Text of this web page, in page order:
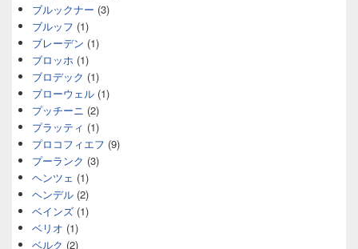
ブルックナー (3)
ブルッフ (1)
ブレーデン (1)
ブロッホ (1)
ブロデック (1)
ブローウェル (1)
プッチーニ (2)
プラッティ (1)
プロコフィエフ (9)
プーランク (3)
ヘンツェ (1)
ヘンデル (2)
ベインズ (1)
ベリオ (1)
ベルク (2)